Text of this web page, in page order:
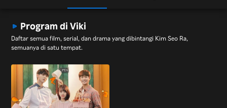
Program di Viki
Daftar semua film, serial, dan drama yang dibintangi Kim Seo Ra,
semuanya di satu tempat.